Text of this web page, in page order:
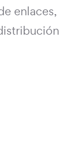
enlaces,